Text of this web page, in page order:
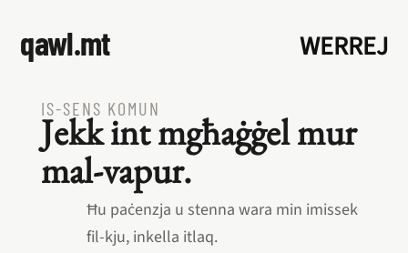
qawl.mt WERREJ
IS‑SENS KOMUN
Jekk int mgħaġġel mur
mal‑vapur.
Ħu paċenzja u stenna wara min imissek
fil‑kju, inkella itlaq.